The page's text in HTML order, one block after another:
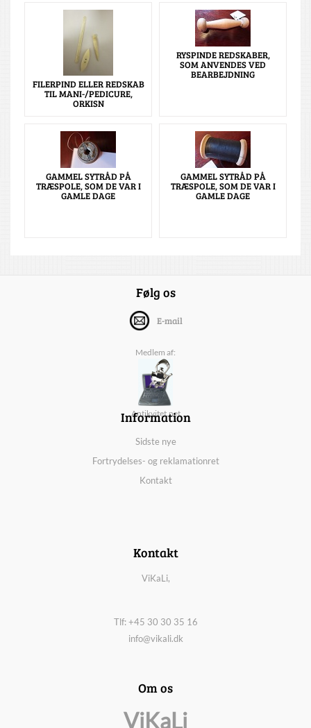
FILERPIND ELLER REDSKAB
TIL MANI-/PEDICURE,
ORKISN
RYSPINDE REDSKABER,
SOM ANVENDES VED
BEARBEJDNING
GAMMEL SYTRÅD PÅ
TRÆSPOLE, SOM DE VAR I
GAMLE DAGE
GAMMEL SYTRÅD PÅ
TRÆSPOLE, SOM DE VAR I
GAMLE DAGE
Følg os
E-mail
Medlem af:
Antikvitet.net
Information
Sidste nye
Fortrydelses- og reklamationret
Kontakt
Kontakt
ViKaLi,
Tlf: +45 30 30 35 16
info@vikali.dk
Om os
ViKaLi